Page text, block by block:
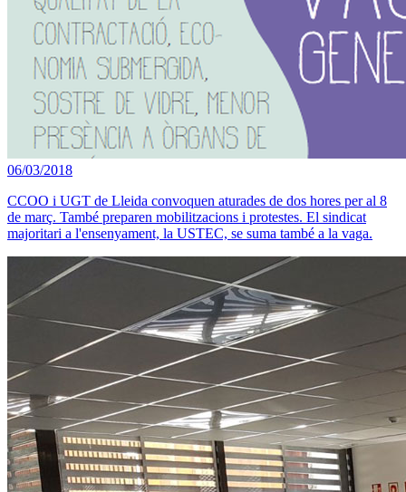
06/03/2018
CCOO i UGT de Lleida convoquen aturades de dos hores per al 8
de març. També preparen mobilitzacions i protestes. El sindicat
majoritari a l'ensenyament, la USTEC, se suma també a la vaga.